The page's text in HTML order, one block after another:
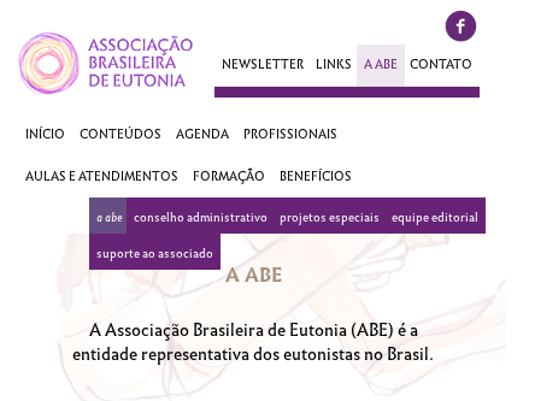
INÍCIO CONTEÚDOS AGENDA PROFISSIONAIS
AULAS E ATENDIMENTOS FORMAÇÃO BENEFÍCIOS
NEWSLETTER LINKS A ABE
a abe conselho administrativo projetos especiais
equipe editorial
suporte ao associado
CONTATO
A ABE
A Associação Brasileira de Eutonia (ABE) é a
entidade representativa dos eutonistas no Brasil.